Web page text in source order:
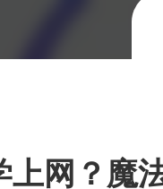
上网？魔